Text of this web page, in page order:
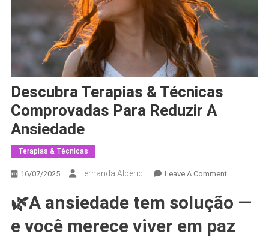
Descubra Terapias & Técnicas
Comprovadas Para Reduzir A
Ansiedade
Terapias & Técnicas
16/07/2025 Fernanda Alberici Leave A CommentOn
Terapias
Técnicas
🌿A ansiedade tem solução —
e você merece viver em paz